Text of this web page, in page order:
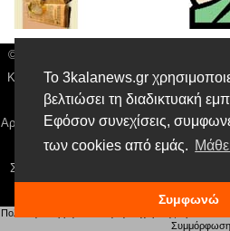
Το 3kalanews.gr
βελτιώσει τη διαδικτυακή
Εφόσον συνεχίσεις,
των cookies από εμάς.
Συμφωνώ
© 3kala News | Διακριτικός Τίτλος:
Καρδίτσας, Υπο/μα Τρικάλων, Δ/νση:
24310 63300, email:
Αρ. Γεμή: 018804431000, Νόμιμος
Παναγιώτης Φιλίππου, Διευθύντρια:
Σύνταξης: Μπαλαμπάνη Βασιλική.
Πολιτική απορρήτου